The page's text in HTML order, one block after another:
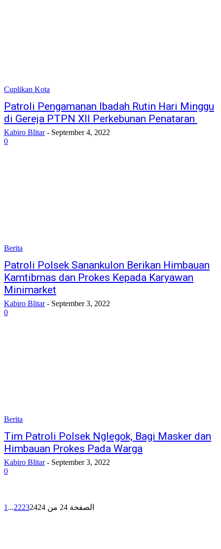
Cuplikan Kota
Patroli Pengamanan Ibadah Rutin Hari Minggu
di Gereja PTPN XII Perkebunan Penataran
Kabiro Blitar - September 4, 2022
0
Berita
Patroli Polsek Sanankulon Berikan Himbauan
Kamtibmas dan Prokes Kepada Karyawan
Minimarket
Kabiro Blitar - September 3, 2022
0
Berita
Tim Patroli Polsek Nglegok, Bagi Masker dan
Himbauan Prokes Pada Warga
Kabiro Blitar - September 3, 2022
0
1 ...222324 الصفحة 24 من 24